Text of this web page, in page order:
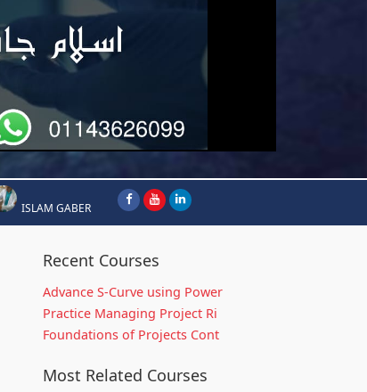
ISLAM GABER
Recent Courses
Advance S-Curve using Power
Practice Managing Project Ri
Foundations of Projects Cont
Most Related Courses